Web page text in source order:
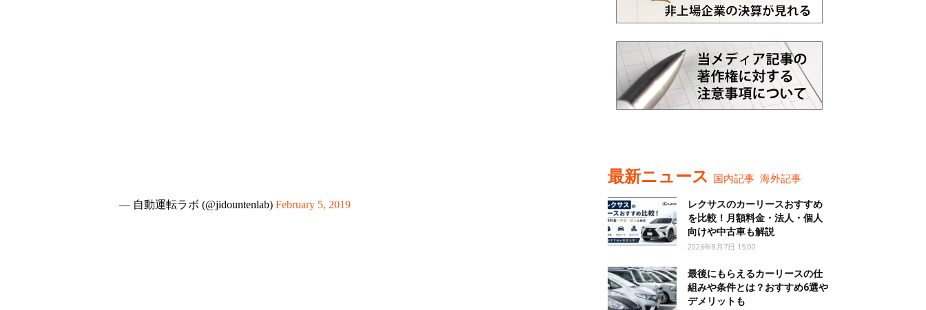
— 自動運転ラボ (@jidountenlab) February 5, 2019
最新ニュース 国内記事 海外記事
レクサスのカーリースおすすめ
を比較！月額料金・法人・個人
向けや中古車も解説
2026年8月7日 15:00
最後にもらえるカーリースの仕
組みや条件とは？おすすめ6選や
デメリットも